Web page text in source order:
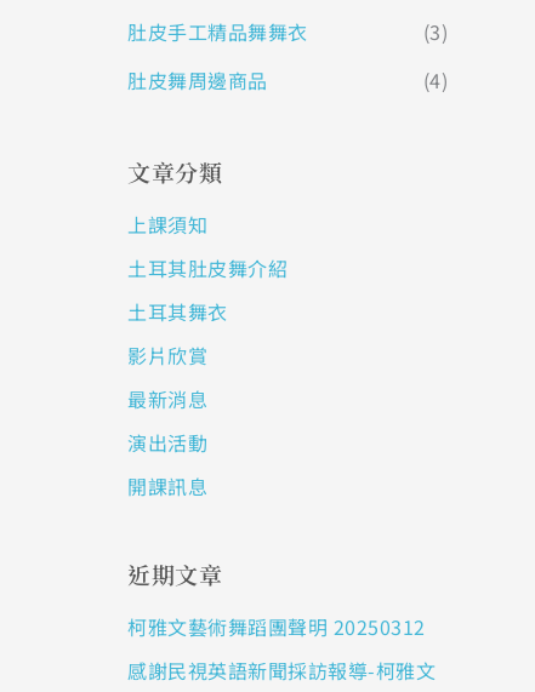
肚皮手工精品舞舞衣
(3)
肚皮舞周邊商品
(4)
文章分類
上課須知
土耳其肚皮舞介紹
土耳其舞衣
影片欣賞
最新消息
演出活動
開課訊息
近期文章
柯雅文藝術舞蹈團聲明 20250312
感謝民視英語新聞採訪報導-柯雅文